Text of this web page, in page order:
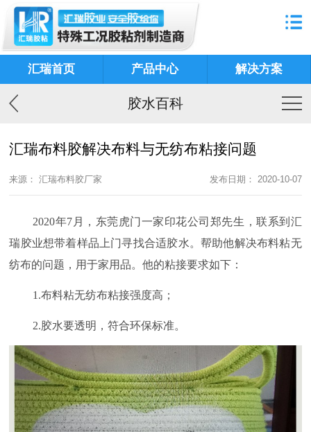
汇瑞首页 产品中心 解决方案
胶水百科
汇瑞布料胶解决布料与无纺布粘接问题
来源： 汇瑞布料胶厂家 发布日期： 2020-10-07
2020年7 月，东莞虎门一家印花公司郑先生，联系到汇
瑞胶业想带着样品上门寻找合适胶水。帮助他解决布料粘无
纺布的问题，用于家用品。他的粘接要求如下：
1.布料粘无纺布粘接强度高；
2.胶水要透明，符合环保标准。